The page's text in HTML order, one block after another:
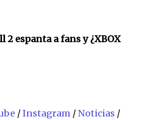
espanta a fans y ¿XBOX
/Instagram /Noticias /